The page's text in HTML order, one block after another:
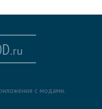
.ru
с модами.